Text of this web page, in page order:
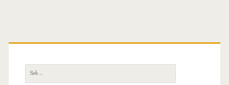
Hovedytterspalte
Søk
etter: